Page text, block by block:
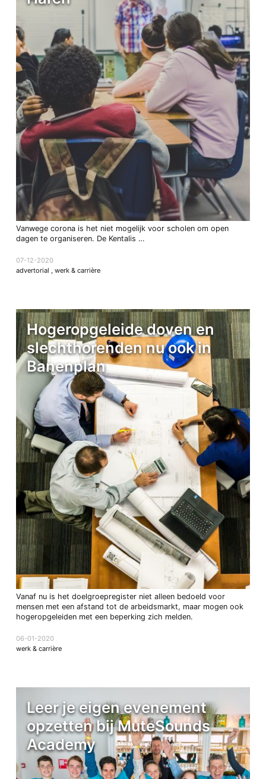
Vanwege corona is het niet mogelijk voor scholen om open
dagen te organiseren. De Kentalis …
07-12-2020
advertorial , werk & carrière
Hogeropgeleide doven en
slechthorenden nu ook in
Banenplan
Vanaf nu is het doelgroepregister niet alleen bedoeld voor
mensen met een afstand tot de arbeidsmarkt, maar mogen ook
hogeropgeleiden met een beperking zich melden.
06-01-2020
werk & carrière
Leer je eigen evenement
opzetten bij MuteSounds
Academy